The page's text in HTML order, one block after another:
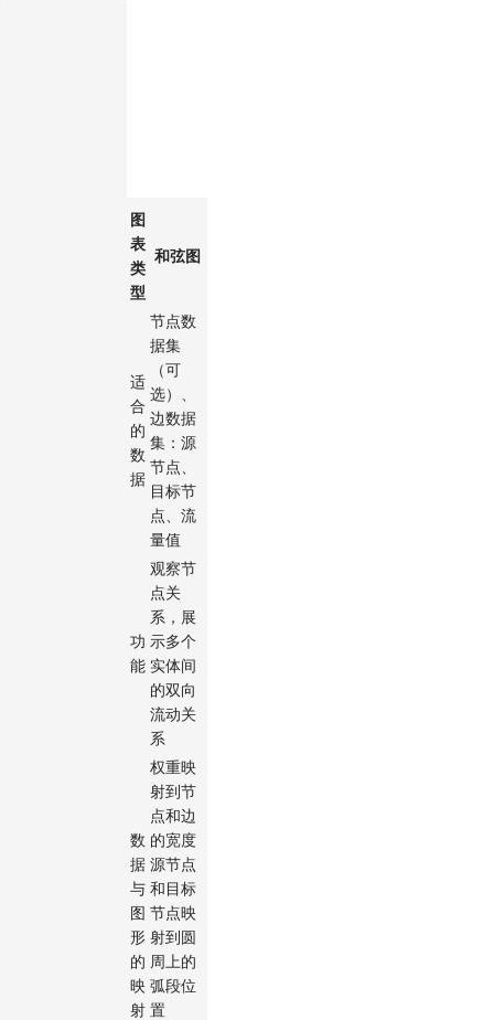
图
表
类
型
和弦图
适
合
的
数
据
节点数
据集
（可
选）、
边数据
集：源
节点、
目标节
点、流
量值
功
能
观察节
点关
系，展
示多个
实体间
的双向
流动关
系
数
据
与
图
形
的
映
射
权重映
射到节
点和边
的宽度
源节点
和目标
节点映
射到圆
周上的
弧段位
置